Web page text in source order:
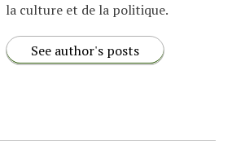
la culture et de la politique.
See author's posts